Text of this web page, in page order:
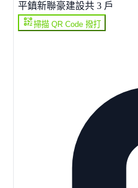
平鎮新聯豪建設共 3 戶
掃描 QR Code 撥打